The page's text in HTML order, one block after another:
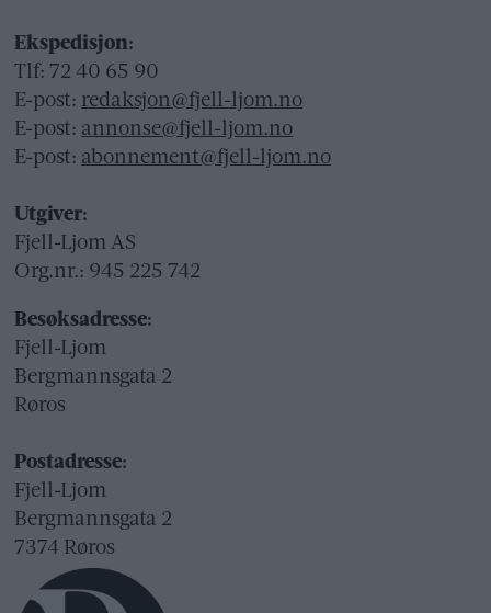
Ekspedisjon:
Tlf: 72 40 65 90
E-post: redaksjon@fjell-ljom.no
E-post: annonse@fjell-ljom.no
E-post: abonnement@fjell-ljom.no
Utgiver:
Fjell-Ljom AS
Org.nr.: 945 225 742
Besøksadresse:
Fjell-Ljom
Bergmannsgata 2
Røros
Postadresse:
Fjell-Ljom
Bergmannsgata 2
7374 Røros